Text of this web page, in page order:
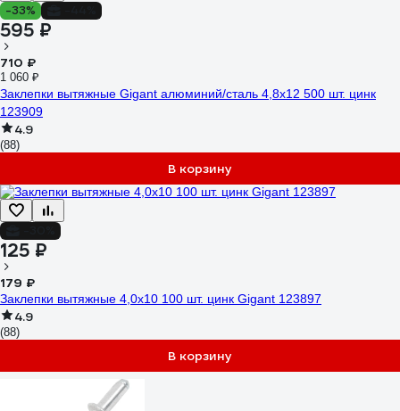
-33%
595 ₽
710 ₽
1 060 ₽
Заклепки вытяжные Gigant алюминий/сталь 4,8x12 500 шт. цинк
123909
4.9
(88)
В корзину
125 ₽
179 ₽
Заклепки вытяжные 4,0x10 100 шт. цинк Gigant 123897
4.9
(88)
В корзину